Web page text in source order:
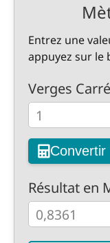
Entrez une
appuyez sur le
Verges
Convertir
Résultat en